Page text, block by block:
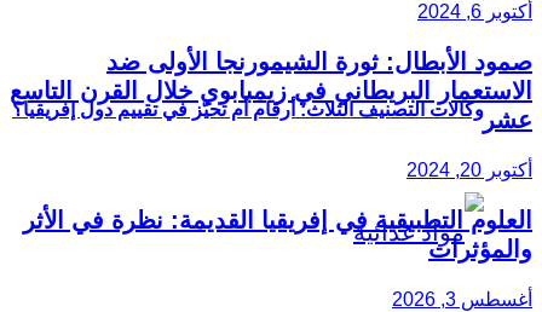
وكالات التصنيف الثلاث: أرقام أم تحيّز في تقييم دول إفريقيا؟
أكتوبر 6, 2024
صمود الأبطال: ثورة الشيمورنجا الأولى ضد
الاستعمار البريطاني في زيمبابوي خلال القرن التاسع
عشر
أكتوبر 20, 2024
العلوم التطبيقية في إفريقيا القديمة: نظرة في الأثر
والمؤثرات
أغسطس 3, 2026